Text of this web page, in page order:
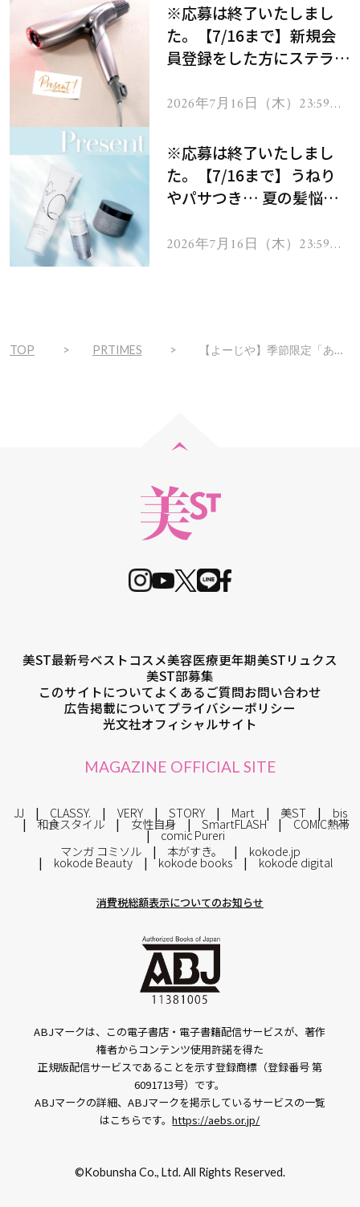
※応募は終了いたしまし
た。【7/16まで】新規会
員登録をした方にステラボ
ヘアドライヤー ジュエル
2026年7月16日（木）23:59ま
※応募は終了いたしまし
た。【7/16まで】うねり
やパサつき… 夏の髪悩み
ムを13名様にプレゼン
2026年7月16日（木）23:59ま
TOP PRTIMES 【よーじや】季節限定「あぶらとり紙 さくら」今年も販売します≪発売日：2023年2月1日(水)≫
美ST最新号ベストコスメ美容医療更年期美STリュクス
美ST部募集
このサイトについてよくあるご質問お問い合わせ
広告掲載についてプライバシーポリシー
光文社オフィシャルサイト
MAGAZINE OFFICIAL SITE
JJ CLASSY. VERY STORY Mart 美ST bis
和食スタイル 女性自身 SmartFLASH COMIC熱帯
comic Pureri
マンガ コミソル
本がすき。 kokode.jp
kokode Beauty kokode books kokode digital
消費税総額表示についてのお知らせ
ABJマークは、この電子書店・電子書籍配信サービスが、著作
権者からコンテンツ使用許諾を得た
正規版配信サービスであることを示す登録商標（登録番号 第
6091713号）です。
ABJマークの詳細、ABJマークを掲示しているサービスの一覧
はこちらです。https://aebs.or.jp/
©Kobunsha Co., Ltd. All Rights Reserved.